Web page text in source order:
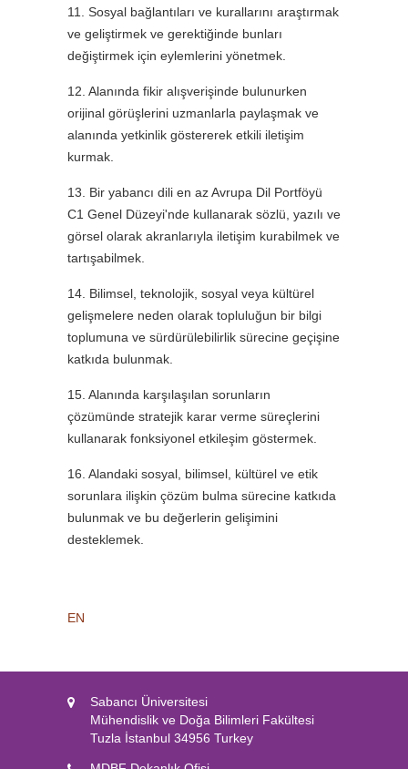
11. Sosyal bağlantıları ve kurallarını araştırmak
ve geliştirmek ve gerektiğinde bunları
değiştirmek için eylemlerini yönetmek.
12. Alanında fikir alışverişinde bulunurken
orijinal görüşlerini uzmanlarla paylaşmak ve
alanında yetkinlik göstererek etkili iletişim
kurmak.
13. Bir yabancı dili en az Avrupa Dil Portföyü
C1 Genel Düzeyi'nde kullanarak sözlü, yazılı ve
görsel olarak akranlarıyla iletişim kurabilmek ve
tartışabilmek.
14. Bilimsel, teknolojik, sosyal veya kültürel
gelişmelere neden olarak topluluğun bir bilgi
toplumuna ve sürdürülebilirlik sürecine geçişine
katkıda bulunmak.
15. Alanında karşılaşılan sorunların
çözümünde stratejik karar verme süreçlerini
kullanarak fonksiyonel etkileşim göstermek.
16. Alandaki sosyal, bilimsel, kültürel ve etik
sorunlara ilişkin çözüm bulma sürecine katkıda
bulunmak ve bu değerlerin gelişimini
desteklemek.
EN
Sabancı Üniversitesi
Mühendislik ve Doğa Bilimleri Fakültesi
Tuzla İstanbul 34956 Turkey